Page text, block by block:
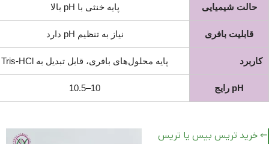
حالت شیمیایی پایه خنثی با pH بالا
قابلیت بافری نیاز به تنظیم pH دارد
کاربرد پایه محلول‌های بافری، قابل تبدیل به Tris-HCl
pH رایج 10–10.5
⇐ خرید تریس بیس یا تریس